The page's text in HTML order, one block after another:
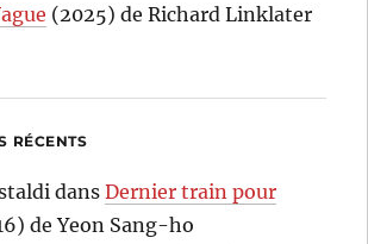
(2025) de Richard Linklater
RÉCENTS
dansDernier train pour
de Yeon Sang-ho